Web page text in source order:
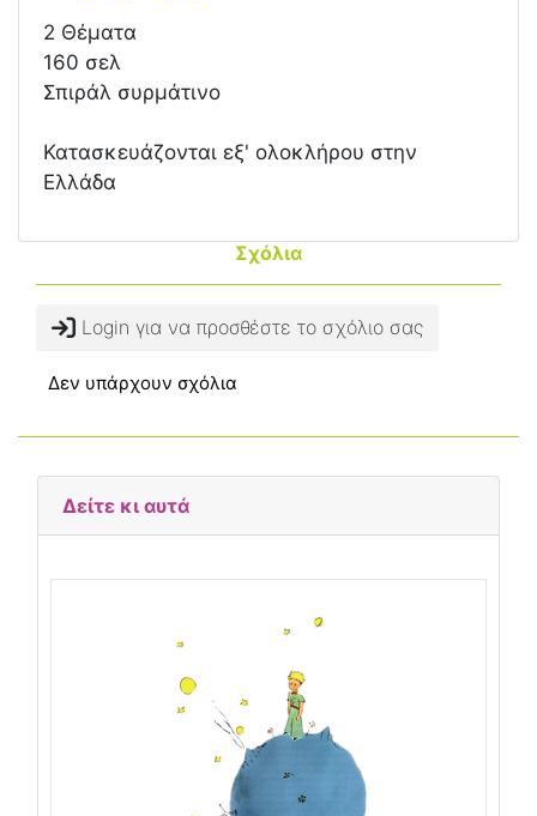
2 Θέματα
160 σελ
Σπιράλ συρμάτινο
Κατασκευάζονται εξ' ολοκλήρου στην
Ελλάδα
Σχόλια
Login για να προσθέστε το σχόλιο σας
Δεν υπάρχουν σχόλια
Δείτε κι αυτά